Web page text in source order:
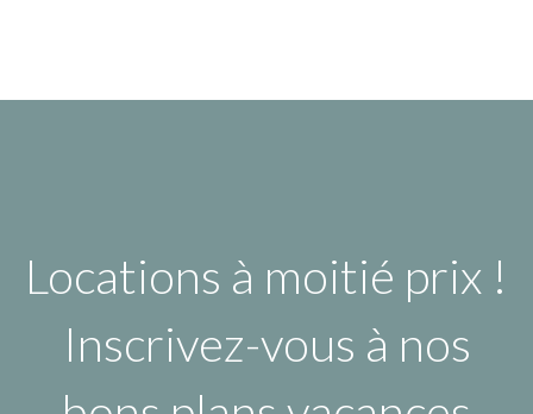
Locations à moitié prix !
Inscrivez-vous à nos